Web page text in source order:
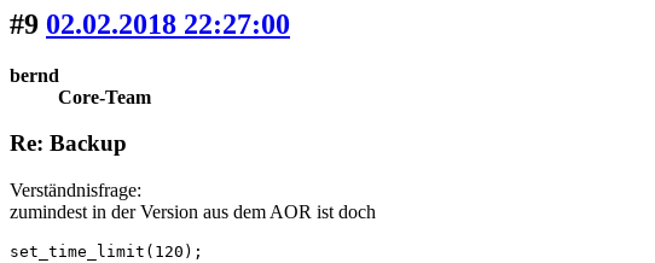
#9 02.02.2018 22:27:00
bernd
Core-Team
Re: Backup
Verständnisfrage:
zumindest in der Version aus dem AOR ist doch
set_time_limit(120);